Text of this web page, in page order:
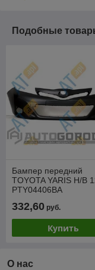
Подобные
Бампер передний
TOYOTA YARIS H/B
PTY04406BA
332,60 руб.
Купить
О нас